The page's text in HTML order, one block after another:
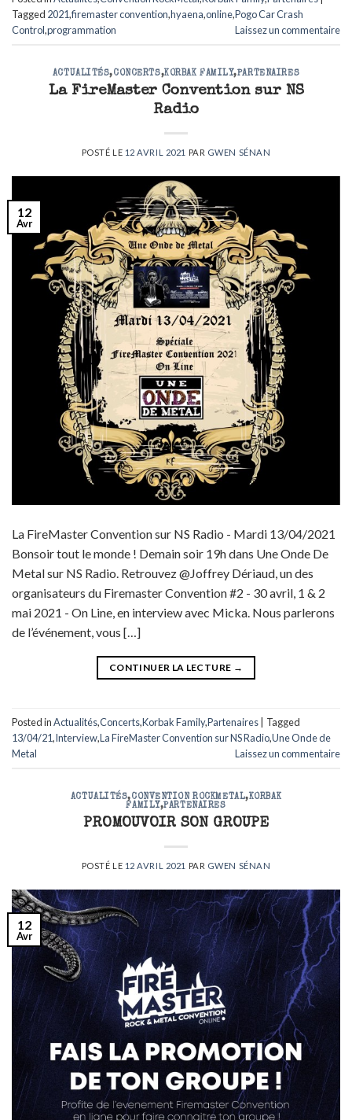
Tagged 2021,firemaster convention,hyaena,online,Pogo Car Crash
Control,programmation Laissez un commentaire
ACTUALITÉS,CONCERTS,KORBAK FAMILY,PARTENAIRES
La FireMaster Convention sur NS
Radio
POSTÉ LE 12 AVRIL 2021 PAR GWEN SÉNAN
12
Avr
La FireMaster Convention sur NS Radio - Mardi 13/04/2021
Bonsoir tout le monde ! Demain soir 19h dans Une Onde De
Metal sur NS Radio. Retrouvez @Joffrey Dériaud, un des
organisateurs du Firemaster Convention #2 - 30 avril, 1 & 2
mai 2021 - On Line, en interview avec Micka. Nous parlerons
de l’événement, vous […]
CONTINUER LA LECTURE →
Posted inActualités,Concerts,Korbak Family,Partenaires
Tagged
13/04/21,Interview,La FireMaster Convention sur NS Radio,Une Onde de
Metal
Laissez un commentaire
ACTUALITÉS,CONVENTION ROCKMETAL,KORBAK
FAMILY,PARTENAIRES
PROMOUVOIR SON GROUPE
POSTÉ LE 12 AVRIL 2021 PAR GWEN SÉNAN
12
Avr